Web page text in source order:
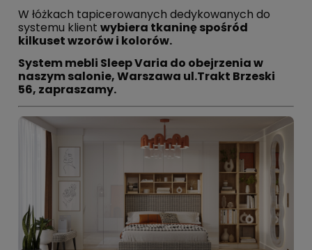
W łóżkach tapicerowanych dedykowanych do
systemu klient wybiera tkaninę spośród
kilkuset wzorów i kolorów.
System mebli Sleep Varia do obejrzenia w
naszym salonie, Warszawa ul.Trakt Brzeski
56, zapraszamy.